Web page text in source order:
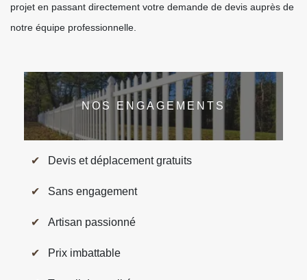
projet en passant directement votre demande de devis auprès de
notre équipe professionnelle.
NOS ENGAGEMENTS
Devis et déplacement gratuits
Sans engagement
Artisan passionné
Prix imbattable